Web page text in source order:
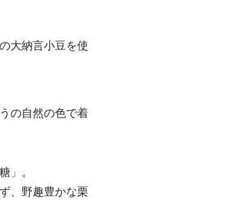
大納言小豆を使
の自然の色で着
」。
、野趣豊かな栗